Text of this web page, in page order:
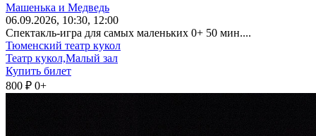
Машенька и Медведь
06.09.2026, 10:30, 12:00
Спектакль-игра для самых маленьких 0+ 50 мин....
Тюменский театр кукол
Театр кукол,Малый зал
Купить билет
800 ₽ 0+